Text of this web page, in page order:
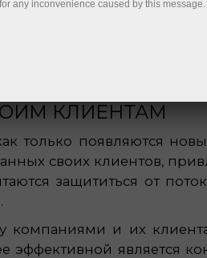
КЛИЕНТАМ
только появляются
своих клиентов,
защититься от
компаниями и их
эффективной является
any inconvenience caused by this message.